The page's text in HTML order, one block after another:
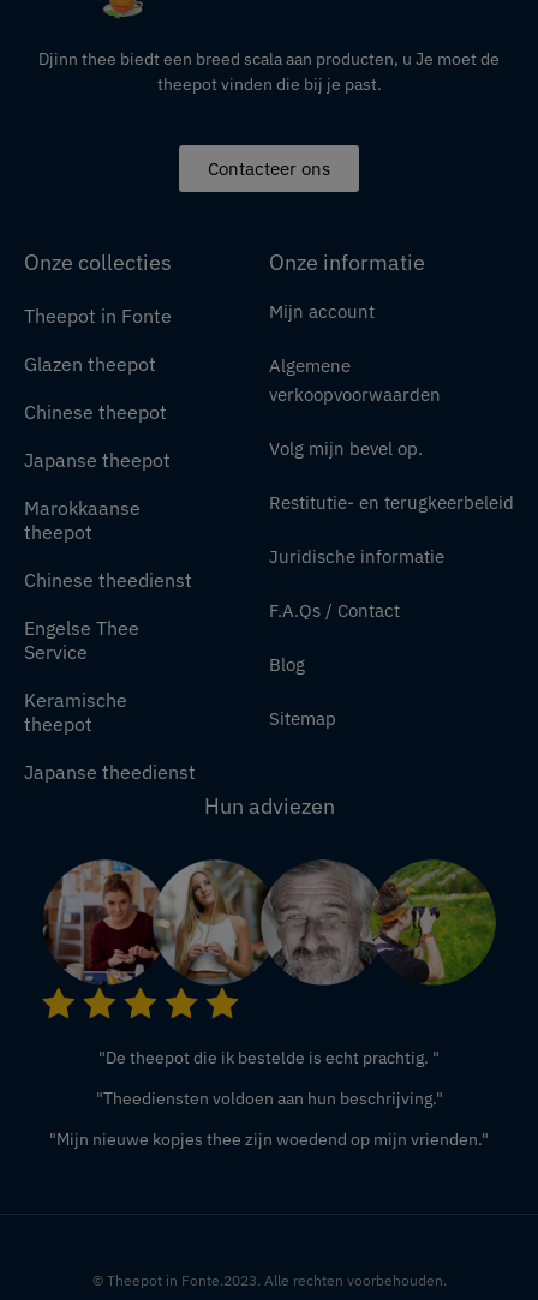
Djinn thee biedt een breed scala aan producten, u Je moet de
theepot vinden die bij je past.
Contacteer ons
Onze collecties
Theepot in Fonte
Glazen theepot
Chinese theepot
Japanse theepot
Marokkaanse
theepot
Chinese theedienst
Engelse Thee
Service
Keramische
theepot
Japanse theedienst
Onze informatie
Mijn account
Algemene
verkoopvoorwaarden
Volg mijn bevel op.
Restitutie- en terugkeerbeleid
Juridische informatie
F.A.Qs / Contact
Blog
Sitemap
Hun adviezen
"De theepot die ik bestelde is echt prachtig. "
"Theediensten voldoen aan hun beschrijving."
"Mijn nieuwe kopjes thee zijn woedend op mijn vrienden."
© Theepot in Fonte.2023. Alle rechten voorbehouden.